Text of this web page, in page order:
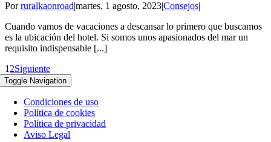
Porruralkaonroad|martes, 1 agosto, 2023|Consejos|
Cuando vamos de vacaciones a descansar lo primero que buscamos
es la ubicación del hotel. Si somos unos apasionados del mar un
requisito indispensable [...]
1 2Siguiente
Toggle Navigation
Condiciones de uso
Política de cookies
Política de privacidad
Aviso Legal